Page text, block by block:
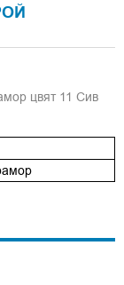
цвят 11 Сив